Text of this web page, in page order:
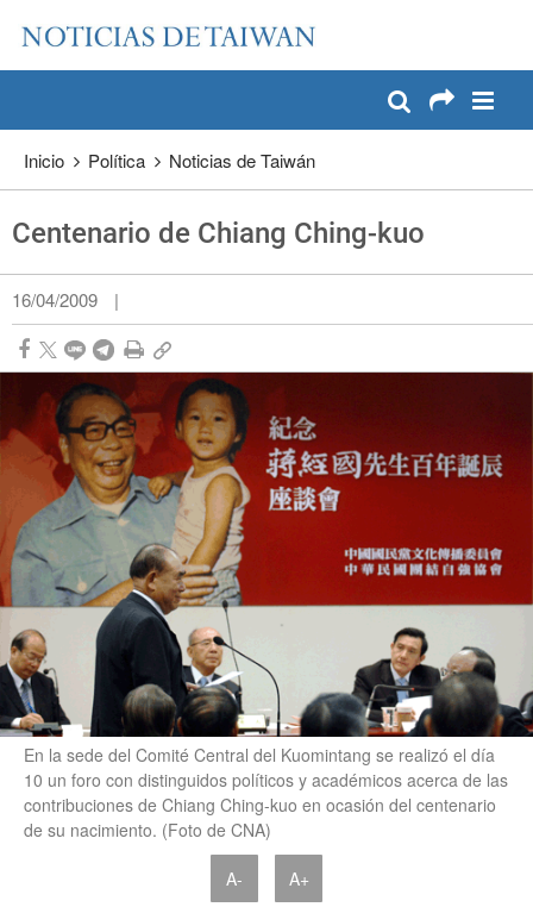
Pase a contenido principal
Inicio Política Noticias de Taiwán
Centenario de Chiang Ching-kuo
16/04/2009 |
En la sede del Comité Central del Kuomintang se realizó el día
10 un foro con distinguidos políticos y académicos acerca de las
contribuciones de Chiang Ching-kuo en ocasión del centenario
de su nacimiento. (Foto de CNA)
A- A+